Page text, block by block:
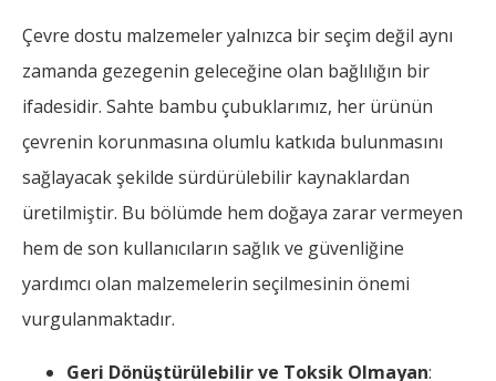
Çevre dostu malzemeler yalnızca bir seçim değil aynı
zamanda gezegenin geleceğine olan bağlılığın bir
ifadesidir. Sahte bambu çubuklarımız, her ürünün
çevrenin korunmasına olumlu katkıda bulunmasını
sağlayacak şekilde sürdürülebilir kaynaklardan
üretilmiştir. Bu bölümde hem doğaya zarar vermeyen
hem de son kullanıcıların sağlık ve güvenliğine
yardımcı olan malzemelerin seçilmesinin önemi
vurgulanmaktadır.
Geri Dönüştürülebilir ve Toksik Olmayan: